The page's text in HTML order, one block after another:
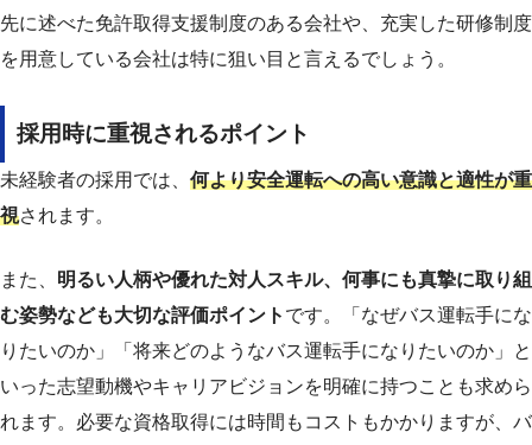
先に述べた免許取得支援制度のある会社や、充実した研修制度
を用意している会社は特に狙い目と言えるでしょう。
採用時に重視されるポイント
未経験者の採用では、 何より安全運転への高い意識と適性が重
視されます。
また、 明るい人柄や優れた対人スキル、何事にも真摯に取り組
む姿勢なども大切な評価ポイント です。「なぜバス運転手にな
りたいのか」「将来どのようなバス運転手になりたいのか」と
いった志望動機やキャリアビジョンを明確に持つことも求めら
れます。 必要な資格取得には時間もコストもかかりますが、バ